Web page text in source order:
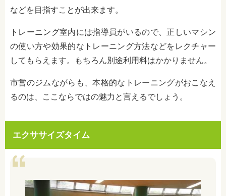
などを目指すことが出来ます。
トレーニング室内には指導員がいるので、正しいマシン
の使い方や効果的なトレーニング方法などをレクチャー
してもらえます。もちろん別途利用料はかかりません。
市営のジムながらも、本格的なトレーニングがおこなえ
るのは、ここならではの魅力と言えるでしょう。
エクササイズタイム